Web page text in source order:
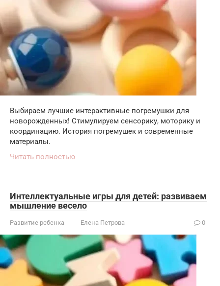
Выбираем лучшие интерактивные погремушки для
новорожденных! Стимулируем сенсорику, моторику и
координацию. История погремушек и современные
материалы.
Читать полностью
Интеллектуальные игры для детей: развиваем
мышление весело
Развитие ребенка Елена Петрова 0